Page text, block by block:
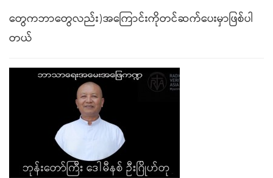
တွေကဘာတွေလည်း)အကြောင်းကိုတင်ဆက်ပေးမှာဖြစ်ပါ
တယ်